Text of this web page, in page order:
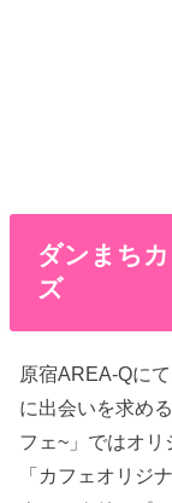
ダンまち
ズ
原宿AREA-Qに
に出会いを求め
フェ~」ではオリ
「カフェオリジ